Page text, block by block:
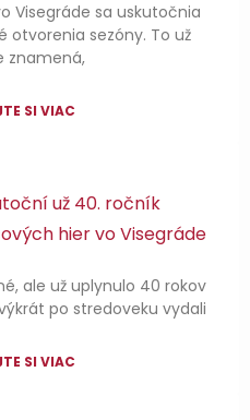
Visegráde sa uskutočnia
otvorenia sezóny. To už
znamená,
SI VIAC
už 40. ročník
hier vo Visegráde
ale už uplynulo 40 rokov
po stredoveku vydali
SI VIAC